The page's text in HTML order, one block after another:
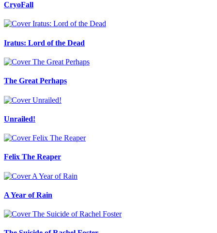
CryoFall
Iratus: Lord of the Dead
The Great Perhaps
Unrailed!
Felix The Reaper
A Year of Rain